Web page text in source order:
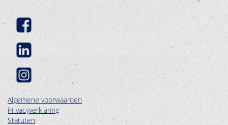
Algemene voorwaarden
Privacyverklaring
Statuten